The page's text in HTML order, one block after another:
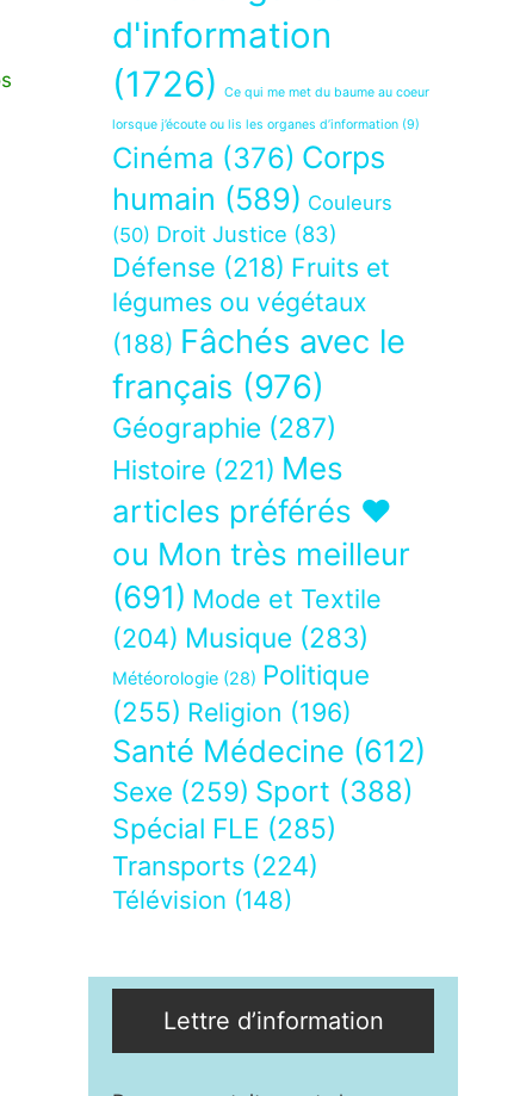
d'information
(1726)
Ce qui me met du baume au coeur
lorsque j’écoute ou lis les organes d’information (9)
Cinéma (376) Corps
humain (589) Couleurs
(50) Droit Justice (83)
Défense (218) Fruits et
légumes ou végétaux
(188) Fâchés avec le
français (976)
Géographie (287)
Histoire (221) Mes
articles préférés ❤
ou Mon très meilleur
(691) Mode et Textile
(204) Musique (283)
Météorologie (28) Politique
(255) Religion (196)
Santé Médecine (612)
Sexe (259) Sport (388)
Spécial FLE (285)
Transports (224)
Télévision (148)
Lettre d’information